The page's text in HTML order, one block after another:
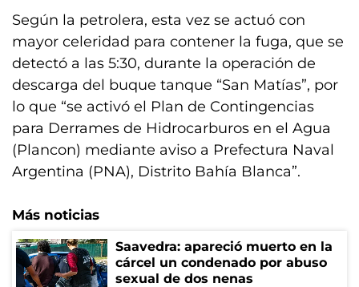
Según la petrolera, esta vez se actuó con
mayor celeridad para contener la fuga, que se
detectó a las 5:30, durante la operación de
descarga del buque tanque “San Matías”, por
lo que “se activó el Plan de Contingencias
para Derrames de Hidrocarburos en el Agua
(Plancon) mediante aviso a Prefectura Naval
Argentina (PNA), Distrito Bahía Blanca”.
Más noticias
Saavedra: apareció muerto en la
cárcel un condenado por abuso
sexual de dos nenas